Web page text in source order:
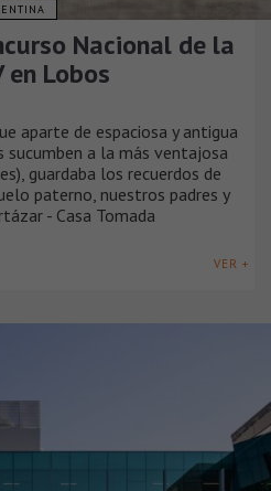
Nacional de la
en Lobos
aparte de espaciosa y antigua
sucumben a la más ventajosa
guardaba los recuerdos de
paterno, nuestros padres y
- Casa Tomada
VER +